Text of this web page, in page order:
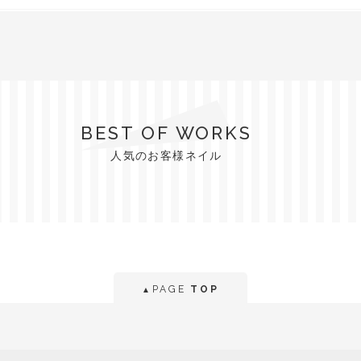
BEST OF WORKS
人気のお客様ネイル
▲ PAGE TOP